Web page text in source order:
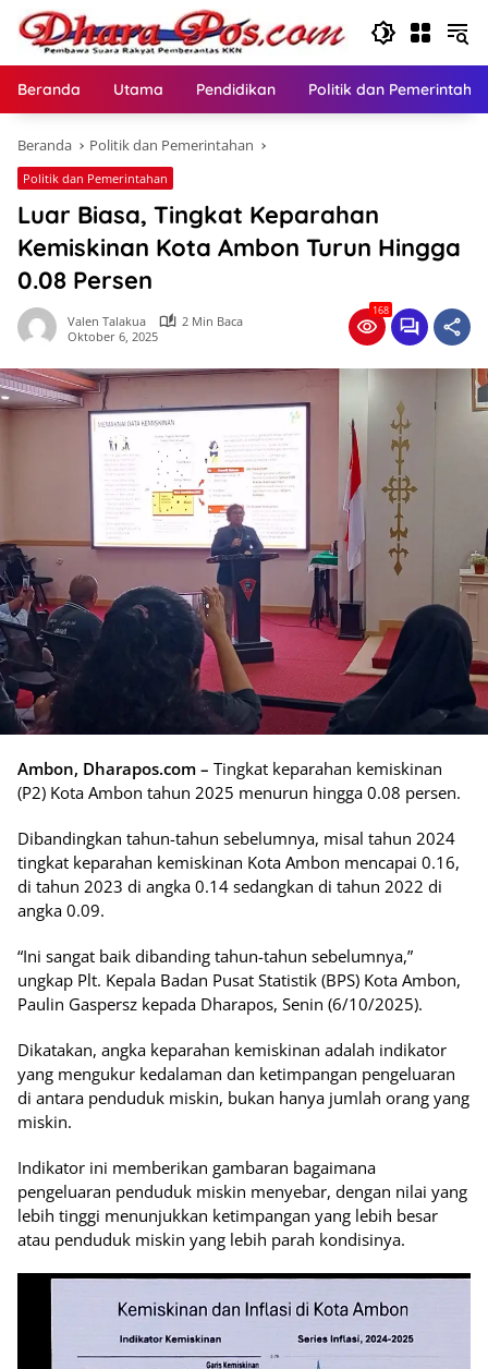
Langsung
konten
Beranda Utama Pendidikan Politik dan
Beranda Politik dan Pemerintahan
Politik dan Pemerintahan
Luar Biasa, Tingkat Keparahan
Kemiskinan Kota Ambon Turun Hingga
0.08 Persen
Valen Talakua
2 Min Baca
Oktober 6, 2025
168
Ambon, Dharapos.com – Tingkat keparahan kemiskinan
(P2) Kota Ambon tahun 2025 menurun hingga 0.08 persen.
Dibandingkan tahun-tahun sebelumnya, misal tahun 2024
tingkat keparahan kemiskinan Kota Ambon mencapai 0.16,
di tahun 2023 di angka 0.14 sedangkan di tahun 2022 di
angka 0.09.
“Ini sangat baik dibanding tahun-tahun sebelumnya,”
ungkap Plt. Kepala Badan Pusat Statistik (BPS) Kota Ambon,
Paulin Gaspersz kepada Dharapos, Senin (6/10/2025).
Dikatakan, angka keparahan kemiskinan adalah indikator
yang mengukur kedalaman dan ketimpangan pengeluaran
di antara penduduk miskin, bukan hanya jumlah orang yang
miskin.
Indikator ini memberikan gambaran bagaimana
pengeluaran penduduk miskin menyebar, dengan nilai yang
lebih tinggi menunjukkan ketimpangan yang lebih besar
atau penduduk miskin yang lebih parah kondisinya.